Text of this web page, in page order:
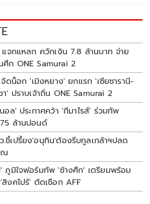
แจกแหลก ควักเงิน 7.8 ล้านบาท จ่าย
ศึก ONE Samurai 2
ดน็อก 'เมิงหยาง' ยกแรก 'เซียซารานี-
า' ปราบเจ้าถิ่น ONE Samurai 2
อล' ประกาศคว้า 'กีมาไรส์' ร่วมทัพ
ล้านปอนด์
ชี้เปรี้ยง'อนุทิน'ต้องรีบทูลเกล้าฯปลด
ณ
ภูมิใจฟอร์มทัพ 'ช้างศึก' เตรียมพร้อม
งคโปร์' ตัดเชือก AFF